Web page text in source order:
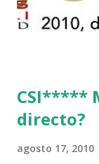
CSI*****
directo?
agosto 17, 2010